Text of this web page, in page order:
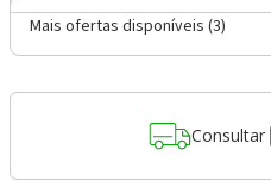
Mais ofertas disponíveis (3)
Consultar